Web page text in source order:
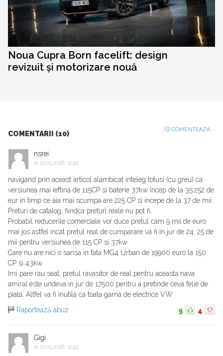
Noua Cupra Born facelift: design
revizuit și motorizare nouă
COMENTARII (10)
COMENTEAZA
nsrei
la 25.05.2026, 12:40
navigand prin aceast articol alambicat inteleg totusi (cu greu) ca
versiunea mai ieftina de 115CP si baterie 37kw încep de la 35.252 de
eur in timp ce aia mai scumpa are 225 CP si incepe de la 37 de mii.
Preturi de catalog, fiindca preturi reale nu pot fi.
Probabil reducerile comerciale vor duce pretul cam 9 mii de euro
mai jos astfel incat pretul real de cumparare va fi in jur de 24, 25 de
mii pentru versiunea de 115 CP si 37kw
Care nu are nici o sansa in fata MG4 Urban de 19900 euro la 150
CP si 43kw.
Imi pare rau seat, pretul ravasitor de real pentru aceasta nava
amiral este undeva in jur de 17500 pentru a pretinde ceva felie de
piata. Altfel va fi inutila ca toata gama de electrice VW
Raportează abuz
9 4
Gigi
la 25.05.2026, 12:43